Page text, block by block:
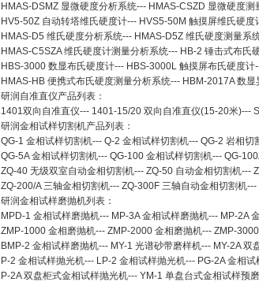
HMAS-DSMZ 显微硬度分析系统--- HMAS-CSZD 显微硬度测
HV5-50Z 自动转塔维氏硬度计--- HVS5-50M 触摸屏维氏硬度
HMAS-D5 维氏硬度分析系统--- HMAS-D5Z 维氏硬度测量系
HMAS-C5SZA 维氏硬度计测量分析系统--- HB-2 锤击式布氏
HBS-3000 数显布氏硬度计--- HBS-3000L 触摸屏布氏硬度计
HMAS-HB 便携式布氏硬度测量分析系统--- HBM-2017A 数
研润自准直仪产品列表：
1401双向自准直仪--- 1401-15/20 双向自准直仪(15-20米)---
研润金相试样切割机产品列表：
QG-1 金相试样切割机--- Q-2 金相试样切割机--- QG-2 岩相切
QG-5A 金相试样切割机--- QG-100 金相试样切割机--- QG-
ZQ-40 无级双室自动金相切割机--- ZQ-50 自动金相切割机---
ZQ-200/A 三轴金相切割机--- ZQ-300F 三轴自动金相切割机---
研润金相试样磨抛机列表：
MPD-1 金相试样磨抛机--- MP-3A 金相试样磨抛机--- MP-2A
ZMP-1000 金相磨抛机--- ZMP-2000 金相磨抛机--- ZMP-3000
BMP-2 金相试样磨抛机--- MY-1 光谱砂带磨样机--- MY-2A 双
P-2 金相试样抛光机--- LP-2 金相试样抛光机--- PG-2A 金相
P-2A 双盘柜式金相试样抛光机--- YM-1 单盘台式金相试样预